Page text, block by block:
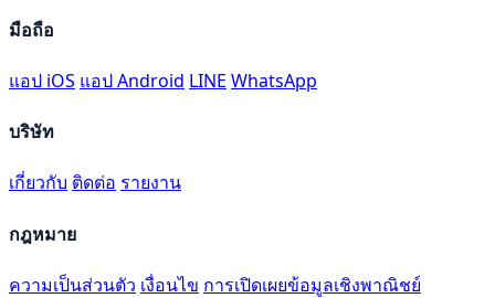
มือถือ
แอป iOS แอป Android LINE WhatsApp
บริษัท
เกี่ยวกับ ติดต่อ รายงาน
กฎหมาย
ความเป็นส่วนตัว เงื่อนไข การเปิดเผยข้อมูลเชิงพาณิชย์